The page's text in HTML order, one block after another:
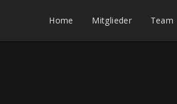
Home Mitglieder Team